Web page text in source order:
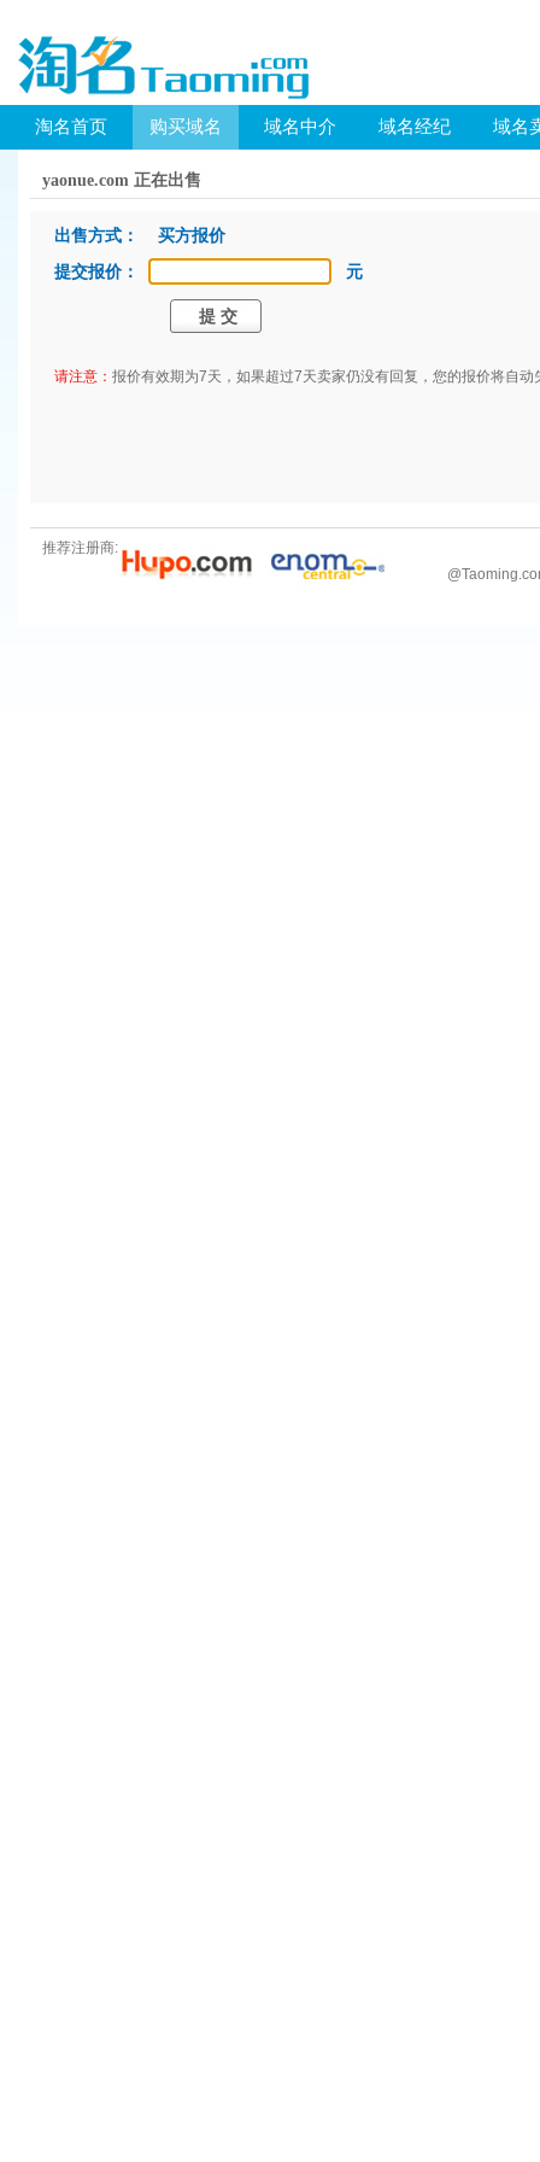
淘名首页 购买域名 域名中介 域名经纪 域名
yaonue.com 正在出售
出售方式： 买方报价
提交报价：
元
请注意： 报价有效期为7天，如果超过7天卖家仍没有回复，您的报价将自动
推荐注册商:
@